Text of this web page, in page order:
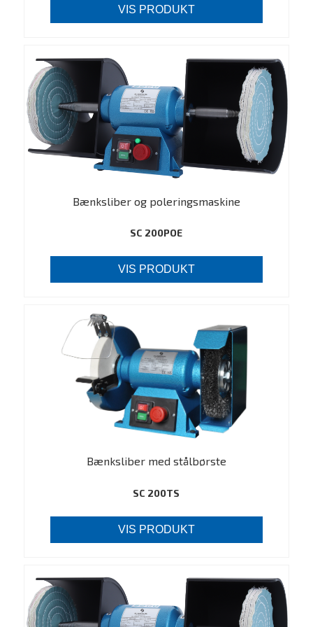
VIS PRODUKT
Bænksliber og poleringsmaskine
SC 200POE
VIS PRODUKT
Bænksliber med stålbørste
SC 200TS
VIS PRODUKT